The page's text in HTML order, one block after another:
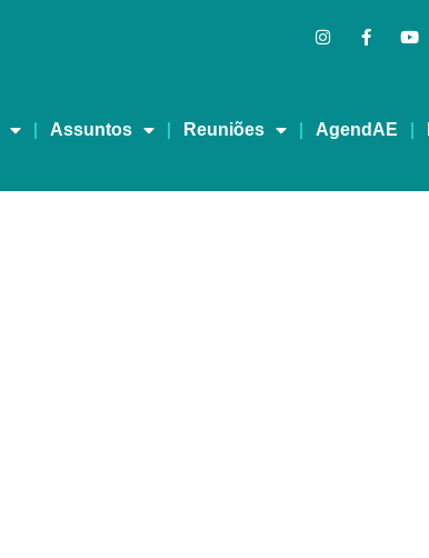
Assuntos Reuniões AgendAE